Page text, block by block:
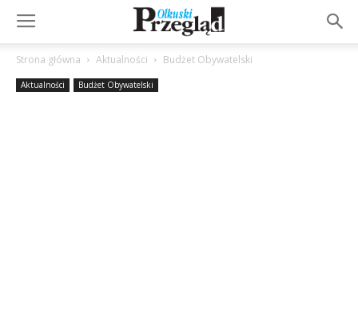
Strona główna Aktualności Budżet Obywatelski
Aktualności Budżet Obywatelski